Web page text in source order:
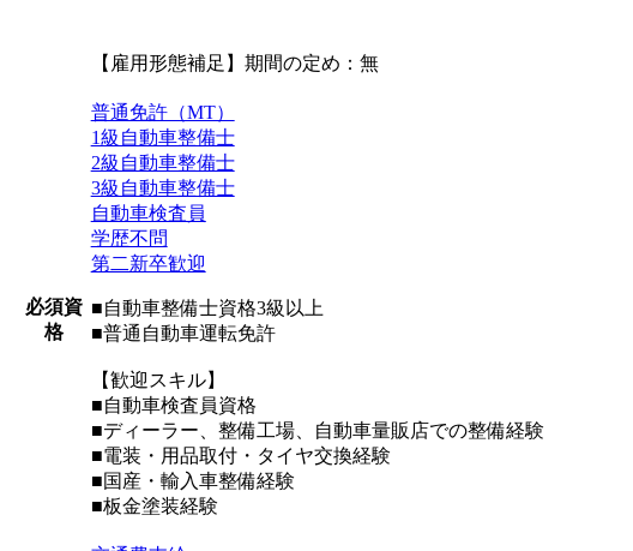
【雇用形態補足】期間の定め：無
必須資
格
普通免許（MT）
1級自動車整備士
2級自動車整備士
3級自動車整備士
自動車検査員
学歴不問
第二新卒歓迎
■自動車整備士資格3級以上
■普通自動車運転免許
【歓迎スキル】
■自動車検査員資格
■ディーラー、整備工場、自動車量販店での整備経験
■電装・用品取付・タイヤ交換経験
■国産・輸入車整備経験
■板金塗装経験